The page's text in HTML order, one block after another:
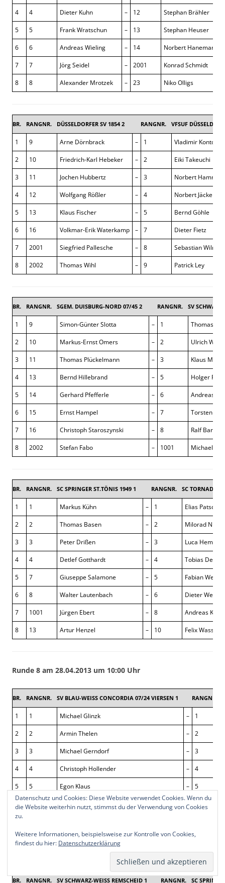
4 4 Dieter Kuhn – 12 Stephan Brähler
5 5 Frank Wratschun – 13 Stephan Heuser
6 6 Andreas Wieling – 14 Norbert Hanemann
7 7 Jörg Seidel – 2001 Konrad Schmidt
8 8 Alexander Mrotzek – 23 Niko Olligs
BR. RANGNR. DÜSSELDORFER SV 1854 2 RANGNR. VFSUF
1 9 Arne Dörnbrack – 1 Vladimir
2 10 Friedrich-Karl Hebeker – 2 Eiki Takeuchi
3 11 Jochen Hubbertz – 3 Norbert Hamm
4 12 Wolfgang Rößler – 4 Norbert Jäckel
5 13 Klaus Fischer – 5 Bernd Göhle
6 16 Volkmar-Erik Waterkamp – 7 Dieter Fietz
7 2001 Siegfried Pallesche – 8 Sebastian Wilmes
8 2002 Thomas Wihl – 9 Patrick Ley
BR. RANGNR. SGEM. DUISBURG-NORD 07/45 2 RANGNR. SV
1 9 Simon-Günter Slotta – 1 Thomas
2 10 Markus-Ernst Omers – 2 Ulrich
3 11 Thomas Plückelmann – 3 Klaus
4 13 Bernd Hillebrand – 5 Holger
5 14 Gerhard Pfefferle – 6 Andreas
6 15 Ernst Hampel – 7 Torsten
7 16 Christoph Staroszynski – 8 Ralf Barten
8 2002 Stefan Fabo – 1001 Michael
BR. RANGNR. SC SPRINGER ST.TÖNIS 1949 1 RANGNR. SC TORNADO
1 1 Markus Kühn – 1 Elias Patscha
2 2 Thomas Basen – 2 Milorad
3 3 Peter Drißen – 3 Luca
4 4 Detlef Gotthardt – 4 Tobias Deika
5 7 Giuseppe Salamone – 5 Fabian Wendt
6 8 Walter Lautenbach – 6 Dieter
7 1001 Jürgen Ebert – 8 Andreas
8 13 Artur Henzel – 10 Felix
Runde 8 am 28.04.2013 um 10:00 Uhr
BR. RANGNR. SV BLAU-WEISS CONCORDIA 07/24 VIERSEN 1 RANGNR.
1 1 Michael Glinzk – 1
2 2 Armin Thelen – 2
3 3 Michael Gerndorf – 3
4 4 Christoph Hollender – 4
5 5 Egon Klaus – 5
6 6 Michael Hartges – 6
8 Andrea Hähnel 8
BR. RANGNR. SV SCHWARZ-WEISS REMSCHEID 1 RANGNR. SC
Datenschutz und Cookies: Diese Website verwendet Cookies. Wenn du
die Website weiterhin nutzt, stimmst du der Verwendung von Cookies
zu.
Weitere Informationen, beispielsweise zur Kontrolle von Cookies,
findest du hier: Datenschutzerklärung